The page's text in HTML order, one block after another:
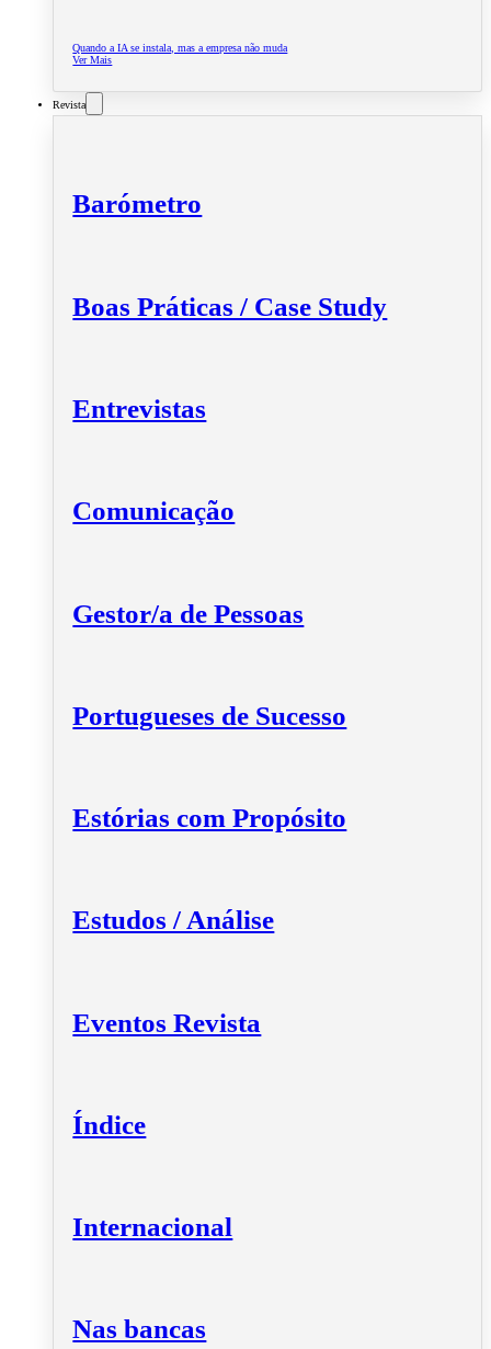
Quando a IA se instala, mas a empresa não muda
Ver Mais
Revista
Barómetro
Boas Práticas / Case Study
Entrevistas
Comunicação
Gestor/a de Pessoas
Portugueses de Sucesso
Estórias com Propósito
Estudos / Análise
Eventos Revista
Índice
Internacional
Nas bancas